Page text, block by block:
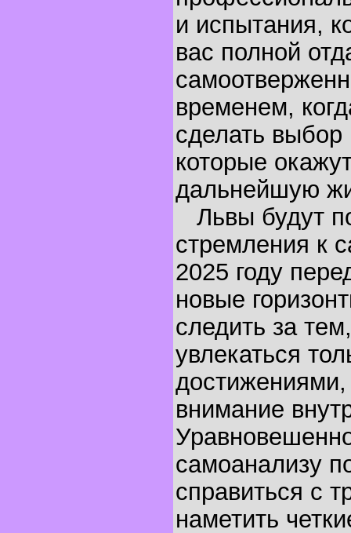
и испытания,
вас полной
временем,
сделать
которые
дальнейшую
Львы будут
стремления к
2025 году
новые
следить за
увлекаться
внимание
самоанализу
справиться с
наметить